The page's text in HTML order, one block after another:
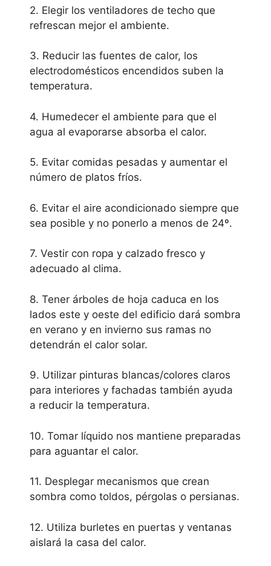
2. Elegir los ventiladores de techo que
refrescan mejor el ambiente.
3. Reducir las fuentes de calor, los
electrodomésticos encendidos suben la
temperatura.
4. Humedecer el ambiente para que el
agua al evaporarse absorba el calor.
5. Evitar comidas pesadas y aumentar el
número de platos fríos.
6. Evitar el aire acondicionado siempre que
sea posible y no ponerlo a menos de 24º.
7. Vestir con ropa y calzado fresco y
adecuado al clima.
8. Tener árboles de hoja caduca en los
lados este y oeste del edificio dará sombra
en verano y en invierno sus ramas no
detendrán el calor solar.
9. Utilizar pinturas blancas/colores claros
para interiores y fachadas también ayuda
a reducir la temperatura.
10. Tomar líquido nos mantiene preparadas
para aguantar el calor.
11. Desplegar mecanismos que crean
sombra como toldos, pérgolas o persianas.
12. Utiliza burletes en puertas y ventanas
aislará la casa del calor.